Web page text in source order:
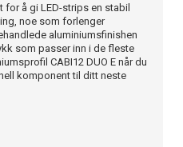
for å gi LED-strips en stabil
noe som forlenger
aluminiumsfinishen
som passer inn i de fleste
CABI12 DUO E når du
komponent til ditt neste